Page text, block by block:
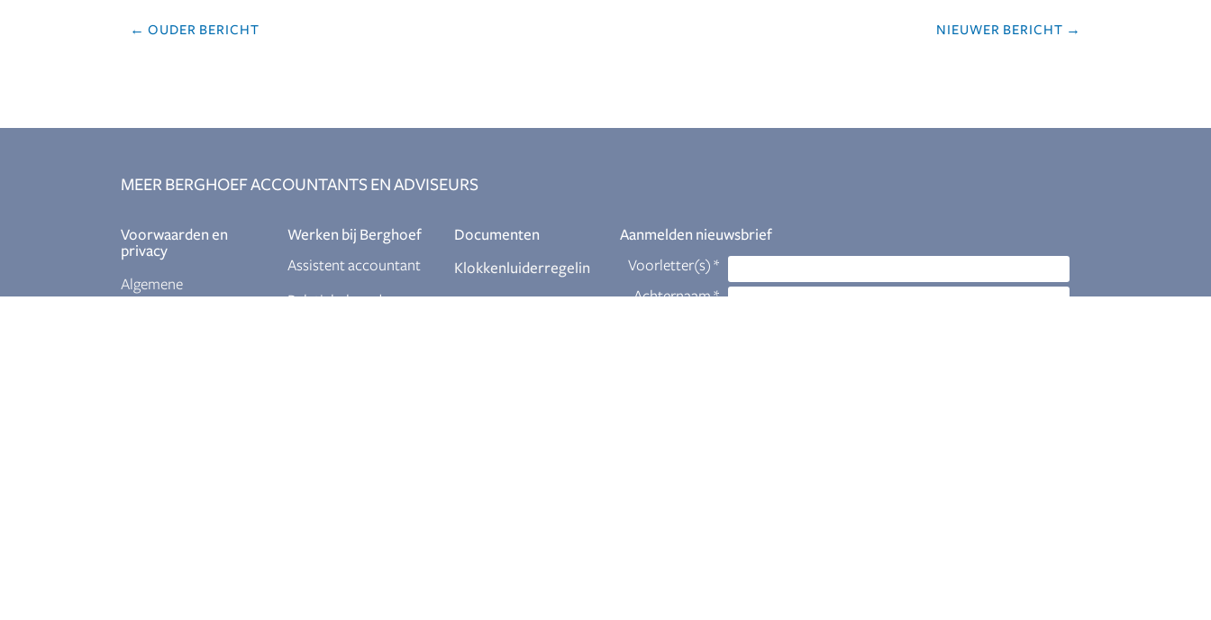
←OUDER BERICHT NIEUWER BERICHT →
MEER BERGHOEF ACCOUNTANTS EN ADVISEURS
Voorwaarden en
privacy
Algemene
Werken bij Berghoef
Assistent accountant
Relatiebeheerder
Documenten
Klokkenluiderregelin
g
Aanmelden nieuwsbrief